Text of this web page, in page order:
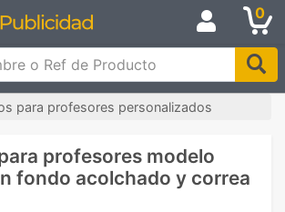
0
o Ref de Producto
para profesores personalizados
profesores modelo
fondo acolchado y correa